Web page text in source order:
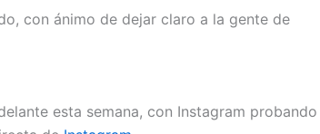
con ánimo de dejar claro a la gente de
esta semana, con Instagram probando